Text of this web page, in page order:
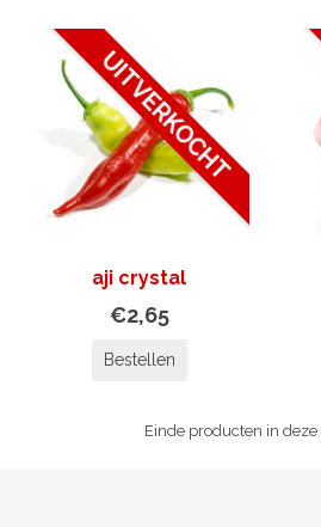
UITVERKOCHT
aji crystal
€2,65
Bestellen
Einde producten in deze